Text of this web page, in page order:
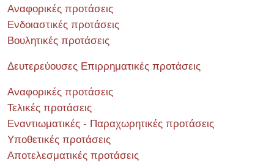
Αναφορικές προτάσεις
Ενδοιαστικές προτάσεις
Βουλητικές προτάσεις
Δευτερεύουσες Επιρρηματικές προτάσεις
Αναφορικές προτάσεις
Τελικές προτάσεις
Εναντιωματικές - Παραχωρητικές προτάσεις
Υποθετικές προτάσεις
Αποτελεσματικές προτάσεις